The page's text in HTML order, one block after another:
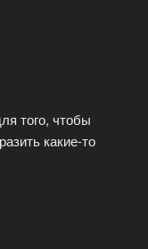
того, чтобы
какие-то